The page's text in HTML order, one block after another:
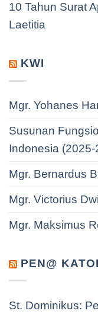
10 Tahun Surat
Laetitia
KWI
Mgr. Yohanes
Susunan
Indonesia (2025-
Mgr. Bernardus
Mgr. Victorius
Mgr. Maksimus
PEN@
St. Dominikus: